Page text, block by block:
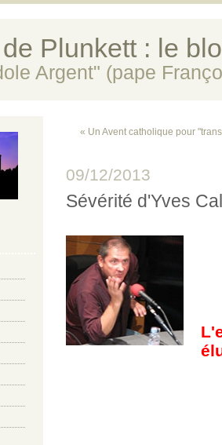
Plunkett : le
Argent" (pape
« Un Avent catholique pour
09/12/2013
Sévérité d'Yves